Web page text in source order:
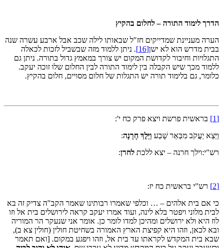
הדרך לימוד התורה – לחלום בהקיץ
הערה מעניינת שמדייקים חז"ל שבאותו לילה שכב אבל ארבע עשרה שנה
בבית מדרש הוא לא ישן[16]
. ניתן ללמוד מזה שבשביל לזכות לכאלה
התגלויות וחיבור לקדושת המקום יש צורך במאמץ גדול בתורה. ניתן גם
ללמוד מכך שיש הקבלה בין לימוד התורה לבין החלום שלו זוכה יעקב.
כלומר, גם בלימוד תורה יש התגלות של חלום מסויים, חלום בהקיץ.
[1]
בראשית פרשת ויצא פרק כח י':
וַיֵּצֵא יַעֲקֹב מִבְּאֵר שָׁבַע וַיֵּלֶךְ חָרָנָה:
רש"י:וילך חרנה – יצא ללכת לחרן:
[2]
רש"י בראשית כח יז:
כי אם בית אלהים – … וכלפי שאמרו רבותינו שאמר הקב"ה צדיק זה בא
לבית מלוני ויפטר בלא לינה, ועוד אמרו יעקב קראה לירושלים בית אל וזו
לוז היא ולא ירושלים ומהיכן למדו לומר כן. אומר אני שנעקר הר המוריה
ובא לכאן, וזהו היא קפיצת הארץ האמורה בשחיטת חולין (חולין צא ב),
שבא בית המקדש לקראתו עד בית אל, וזהו ויפגע במקום. [ואם תאמר